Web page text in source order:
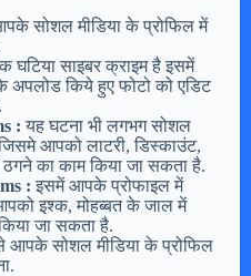
सोशल मीडिया के प्रोफिल में
घटिया साइबर क्राइम है इसमें
किये हुए फोटो को एडिट
:यह घटना भी लगभग सोशल
आपको लाटरी, डिस्काउंट,
का काम किया जा सकता है.
: इसमें आपके प्रोफाइल में
इश्क, मोहब्बत के जाल में
जा सकता है.
आपके सोशल मीडिया के प्रोफिल